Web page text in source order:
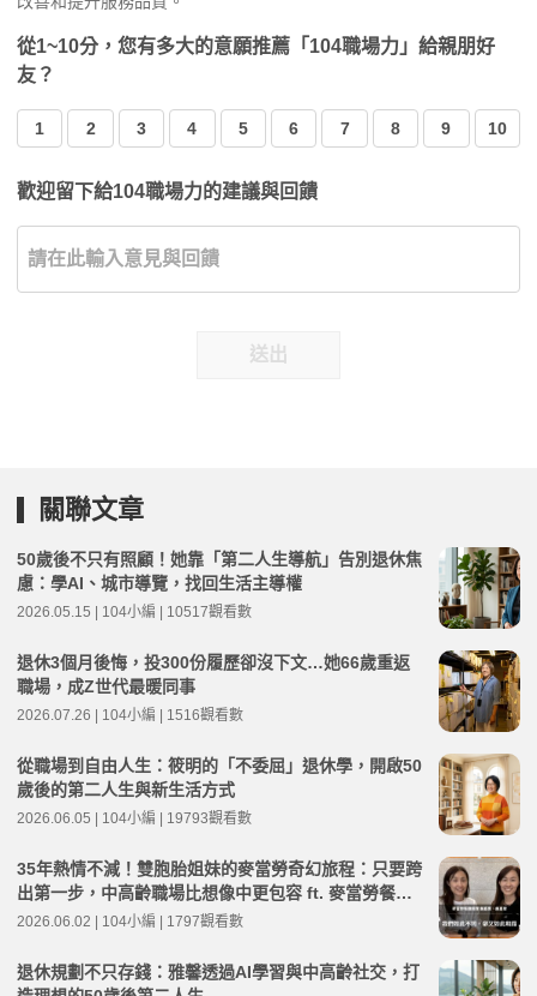
從1~10分，您有多大的意願推薦「104職場力」給親朋好
友？
1 2 3 4 5 6 7 8 9 10
歡迎留下給104職場力的建議與回饋
送出
關聯文章
50歲後不只有照顧！她靠「第二人生導航」告別退休焦
慮：學AI、城市導覽，找回生活主導權
2026.05.15 | 104小編 | 10517觀看數
退休3個月後悔，投300份履歷卻沒下文…她66歲重返
職場，成Z世代最暖同事
2026.07.26 | 104小編 | 1516觀看數
從職場到自由人生：筱明的「不委屈」退休學，開啟50
歲後的第二人生與新生活方式
2026.06.05 | 104小編 | 19793觀看數
35年熱情不減！雙胞胎姐妹的麥當勞奇幻旅程：只要跨
出第一步，中高齡職場比想像中更包容 ft. 麥當勞餐廳
經理 嚴嘉惠、嚴嘉雯 | 高年級不打烊 x 用 AI 點亮第二
2026.06.02 | 104小編 | 1797觀看數
退休規劃不只存錢：雅馨透過AI學習與中高齡社交，打